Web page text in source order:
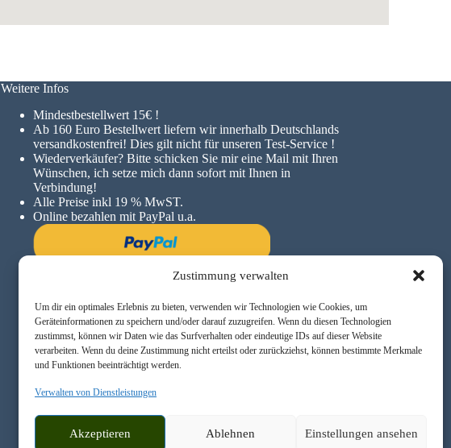
Zustimmung verwalten
Um dir ein optimales Erlebnis zu bieten, verwenden wir Technologien wie Cookies, um
Geräteinformationen zu speichern und/oder darauf zuzugreifen. Wenn du diesen Technologien
zustimmst, können wir Daten wie das Surfverhalten oder eindeutige IDs auf dieser Website
verarbeiten. Wenn du deine Zustimmung nicht erteilst oder zurückziehst, können bestimmte Merkmale
und Funktionen beeinträchtigt werden.
Verwalten von Dienstleistungen
Akzeptieren Ablehnen Einstellungen ansehen
Weitere Infos
Mindestbestellwert 15€ !
Ab 160 Euro Bestellwert liefern wir innerhalb Deutschlands
versandkostenfrei! Dies gilt nicht für unseren Test-Service !
Wiederverkäufer? Bitte schicken Sie mir eine Mail mit Ihren
Wünschen, ich setze mich dann sofort mit Ihnen in
Verbindung!
Alle Preise inkl 19 % MwST.
Online bezahlen mit PayPal u.a.